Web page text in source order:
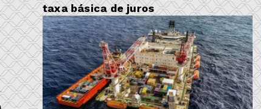
taxa básica de juros